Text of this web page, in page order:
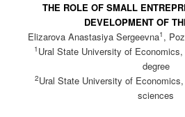
THE ROLE OF SMALL
DEVELOPMENT OF
Elizarova Anastasiya Sergeevna1 ,
1 Ural State University of
degree
2Ural State University of
sciences